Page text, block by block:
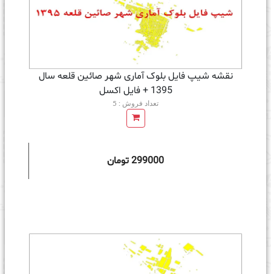
نقشه شیپ فایل بلوک آماری شهر صائین قلعه سال
1395 + فايل اكسل
تعداد فروش : 5
299000 تومان